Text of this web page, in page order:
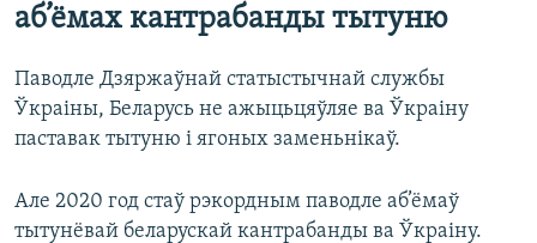
аб’ёмах кантрабанды тытуню
Паводле Дзяржаўнай статыстычнай службы
Ўкраіны, Беларусь не ажыцьцяўляе ва Ўкраіну
паставак тытуню і ягоных заменьнікаў.
Але 2020 год стаў рэкордным паводле аб’ёмаў
тытунёвай беларускай кантрабанды ва Ўкраіну.